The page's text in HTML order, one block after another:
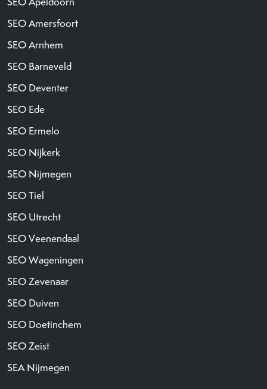
SEO Amersfoort
SEO Arnhem
SEO Barneveld
SEO Deventer
SEO Ede
SEO Ermelo
SEO Nijkerk
SEO Nijmegen
SEO Tiel
SEO Utrecht
SEO Veenendaal
SEO Wageningen
SEO Zevenaar
SEO Duiven
SEO Doetinchem
SEO Zeist
SEA Nijmegen